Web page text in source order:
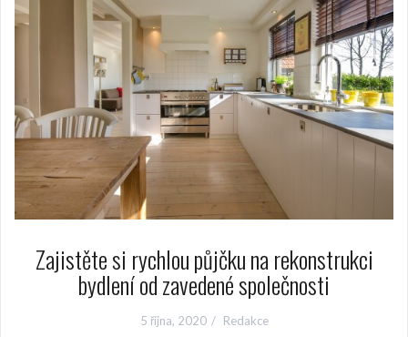
Zajistěte si rychlou půjčku na rekonstrukci
bydlení od zavedené společnosti
5 října, 2020 Redakce